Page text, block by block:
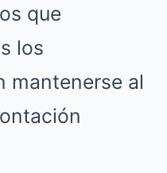
que
los
mantenerse al